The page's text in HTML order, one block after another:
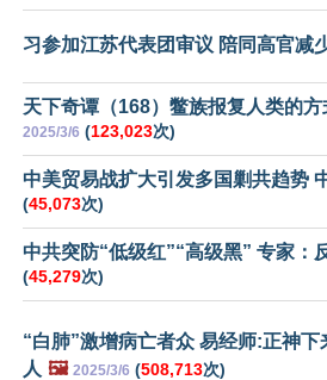
习参加江苏代表团审议 陪同高官减
天下奇谭（168）鳖族报复人类的方
2025/3/6 (123,023次)
中美贸易战扩大引发多国剿共趋势
(45,073次)
中共突防“低级红”“高级黑” 专家：
(45,279次)
“白肺”激增病亡者众 易经师:正神下
人 🖼️ 2025/3/6 (508,713次)